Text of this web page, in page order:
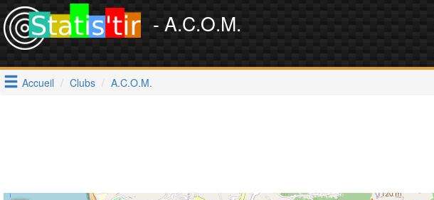
- A.C.O.M.
Accueil Clubs A.C.O.M.